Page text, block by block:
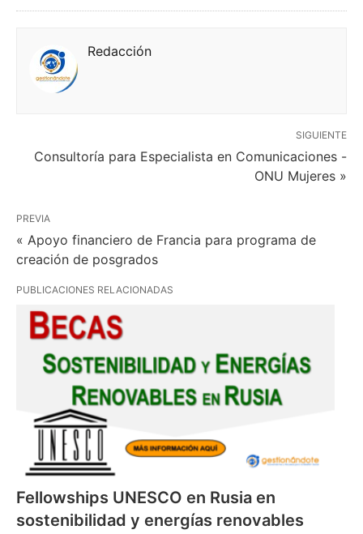
Redacción
SIGUIENTE
Consultoría para Especialista en Comunicaciones -
ONU Mujeres »
PREVIA
« Apoyo financiero de Francia para programa de
creación de posgrados
PUBLICACIONES RELACIONADAS
Fellowships UNESCO en Rusia en
sostenibilidad y energías renovables